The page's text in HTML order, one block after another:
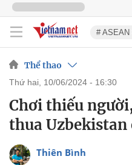
# ASEAN
Thể thao
thứ hai, 10/06/2024 - 16:30
Chơi thiếu
thua Uzbekistan
Thiên Bình